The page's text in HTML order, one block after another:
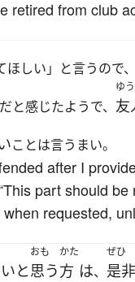
retired from club
ほしい」と言うので
と感じたようで、
ゆ
友
ことは言うまい。
after I
part should
requested,
と
おも
思う
かた
方 は、
ぜひ
是非